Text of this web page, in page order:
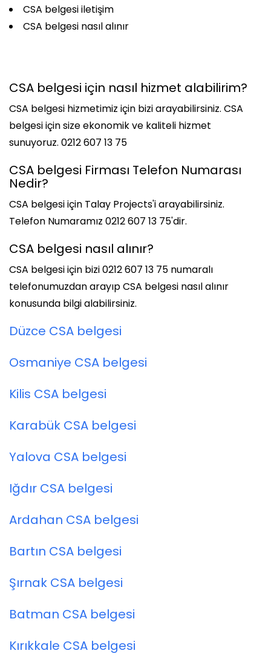
CSA belgesi iletişim
CSA belgesi nasıl alınır
CSA belgesi için nasıl hizmet alabilirim?
CSA belgesi hizmetimiz için bizi arayabilirsiniz. CSA
belgesi için size ekonomik ve kaliteli hizmet
sunuyoruz. 0212 607 13 75
CSA belgesi Firması Telefon Numarası
Nedir?
CSA belgesi için Talay Projects'i arayabilirsiniz.
Telefon Numaramız 0212 607 13 75'dir.
CSA belgesi nasıl alınır?
CSA belgesi için bizi 0212 607 13 75 numaralı
telefonumuzdan arayıp CSA belgesi nasıl alınır
konusunda bilgi alabilirsiniz.
Düzce CSA belgesi
Osmaniye CSA belgesi
Kilis CSA belgesi
Karabük CSA belgesi
Yalova CSA belgesi
Iğdır CSA belgesi
Ardahan CSA belgesi
Bartın CSA belgesi
Şırnak CSA belgesi
Batman CSA belgesi
Kırıkkale CSA belgesi